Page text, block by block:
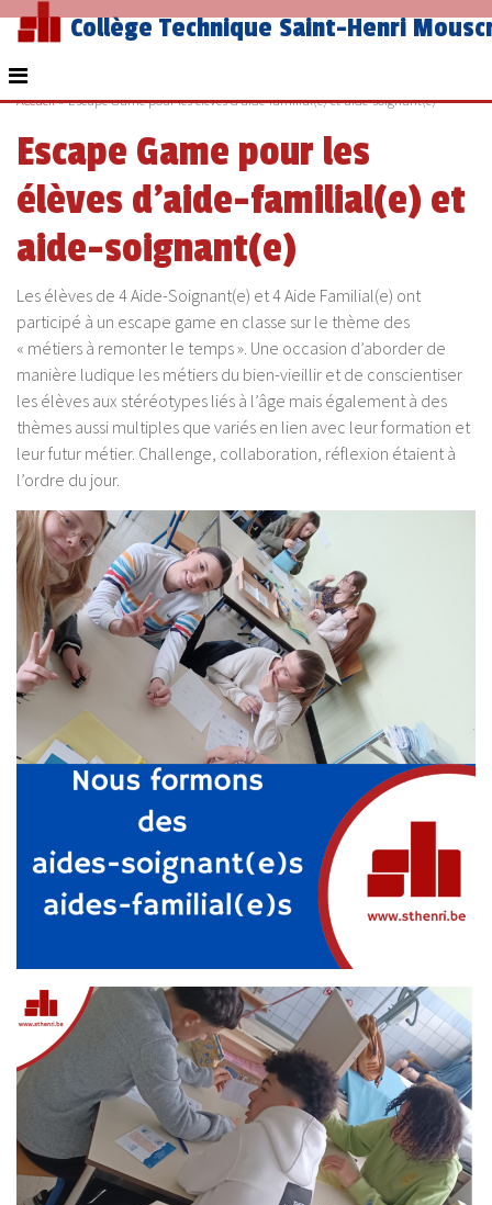
Collège Technique Saint-Henri
Accueil»Escape Game pour les élèves d’aide-familial(e) et aide-soignant(e)
Escape Game pour les
élèves d’aide-familial(e) et
aide-soignant(e)
Les élèves de 4 Aide-Soignant(e) et 4 Aide Familial(e) ont
participé à un escape game en classe sur le thème des
« métiers à remonter le temps ». Une occasion d’aborder de
manière ludique les métiers du bien-vieillir et de conscientiser
les élèves aux stéréotypes liés à l’âge mais également à des
thèmes aussi multiples que variés en lien avec leur formation et
leur futur métier. Challenge, collaboration, réflexion étaient à
l’ordre du jour.